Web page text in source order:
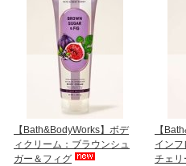
【Bath&BodyWorks】ボデ
ィクリーム：ブラウンシュ
ガー＆フィグ
【
インフ
チェリ